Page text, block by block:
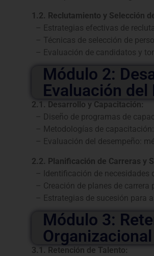
1.2. Reclutamiento y Selección
– Estrategias efectivas de
– Técnicas de selección de
– Evaluación de candidatos y
Módulo 2:
Evaluación del
2.1. Desarrollo y Capacitación:
– Diseño de programas de
– Metodologías de
– Evaluación del desempeño:
2.2. Planificación de Carreras y
– Identificación de necesidades
– Creación de planes de carrera
– Estrategias de sucesión para
Módulo 3:
Organizacional
3.1. Retención de Talento: